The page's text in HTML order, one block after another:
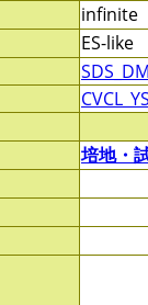
infinite
ES-like
培地・